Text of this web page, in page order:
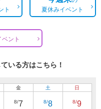
ト
夏休みイベント
ベント
いる方はこちら！
金
8/7
土
8/8
日
8/9